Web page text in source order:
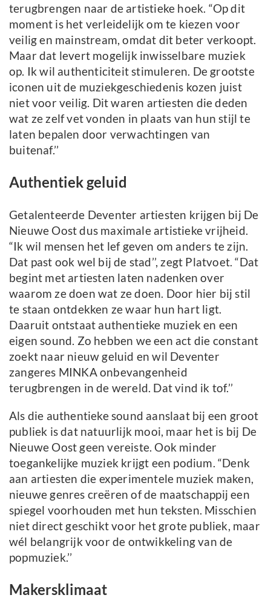
terugbrengen naar de artistieke hoek. “Op dit
moment is het verleidelijk om te kiezen voor
veilig en mainstream, omdat dit beter verkoopt.
Maar dat levert mogelijk inwisselbare muziek
op. Ik wil authenticiteit stimuleren. De grootste
iconen uit de muziekgeschiedenis kozen juist
niet voor veilig. Dit waren artiesten die deden
wat ze zelf vet vonden in plaats van hun stijl te
laten bepalen door verwachtingen van
buitenaf.’’
Authentiek geluid
Getalenteerde Deventer artiesten krijgen bij De
Nieuwe Oost dus maximale artistieke vrijheid.
“Ik wil mensen het lef geven om anders te zijn.
Dat past ook wel bij de stad’’, zegt Platvoet. “Dat
begint met artiesten laten nadenken over
waarom ze doen wat ze doen. Door hier bij stil
te staan ontdekken ze waar hun hart ligt.
Daaruit ontstaat authentieke muziek en een
eigen sound. Zo hebben we een act die constant
zoekt naar nieuw geluid en wil Deventer
zangeres MINKA onbevangenheid
terugbrengen in de wereld. Dat vind ik tof.’’
Als die authentieke sound aanslaat bij een groot
publiek is dat natuurlijk mooi, maar het is bij De
Nieuwe Oost geen vereiste. Ook minder
toegankelijke muziek krijgt een podium. “Denk
aan artiesten die experimentele muziek maken,
nieuwe genres creëren of de maatschappij een
spiegel voorhouden met hun teksten. Misschien
niet direct geschikt voor het grote publiek, maar
wél belangrijk voor de ontwikkeling van de
popmuziek.’’
Makersklimaat